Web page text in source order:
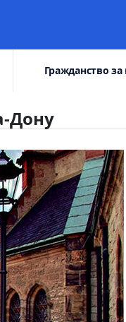
Гражданство
Дону